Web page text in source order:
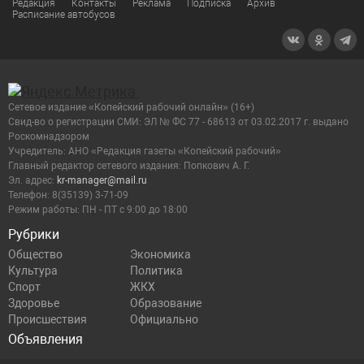
Редакция Контакты Реклама Подписка
Архив
Расписание автобусов
Рубрики
Общество
Экономика
Культура
Политика
Спорт
ЖКХ
Здоровье
Образование
Происшествия
Официально
Объявления
Сетевое издание «Копейский рабочий онлайн» (16+)
Cвид-во о регистрации СМИ: ЭЛ № ФС 77 - 68613 от 03.02.2017 г. выдано
Роскомнадзором
Учредитель: АНО «Редакция газеты «Копейский рабочий»
Главный редактор сетевого издания: Попкович А. Г.
Эл. адрес: kr-manager@mail.ru
Телефон: 8(35139) 3-71-09
Режим работы: ПН - ПТ с 9:00 до 18:00